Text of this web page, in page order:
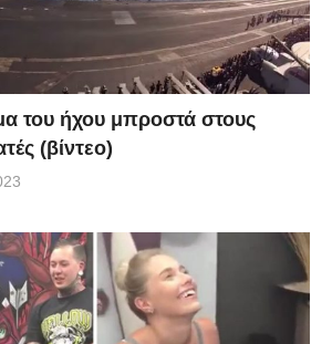
του ήχου μπροστά στους
(βίντεο)